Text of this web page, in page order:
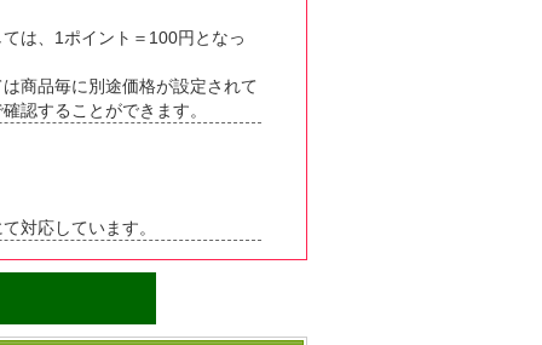
は、1ポイント＝100円となっ
商品毎に別途価格が設定されて
認することができます。
対応しています。